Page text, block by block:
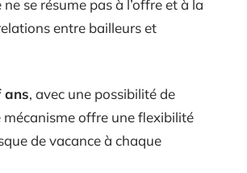
se résume pas à l’offre et à la
entre bailleurs et
ans, avec une possibilité de
offre une flexibilité
de vacance à chaque